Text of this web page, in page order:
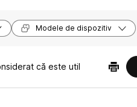
Modele de dispozitiv
că este util